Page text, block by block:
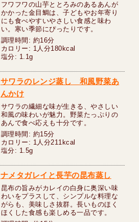
フワフワの山芋ととろみのあるあんが
かかった金目鯛は、子どもやお年寄り
にも食べやすいやさしい食感と味わ
い。寒い季節にぴったりです。
調理時間: 約16分
カロリー: 1人分180kcal
塩分: 1.1g
サワラのレンジ蒸し 和風野菜あ
んかけ
サワラの繊細な味が生きる、やさしい
和風の味わいが魅力。野菜たっぷりの
あんで食べ応えも十分です。
調理時間: 約15分
カロリー: 1人分211kcal
塩分: 1.5g
ナメタガレイと長芋の昆布蒸し
昆布の旨みがカレイの白身に奥深い味
わいをプラスして、シンプルな料理な
がらも、美味しさ抜群。長いものほく
ほくした食感も楽しめる一品です。